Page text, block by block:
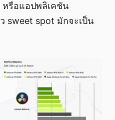
หรือแอปพลิเคชัน
sweet spot มักจะเป็น